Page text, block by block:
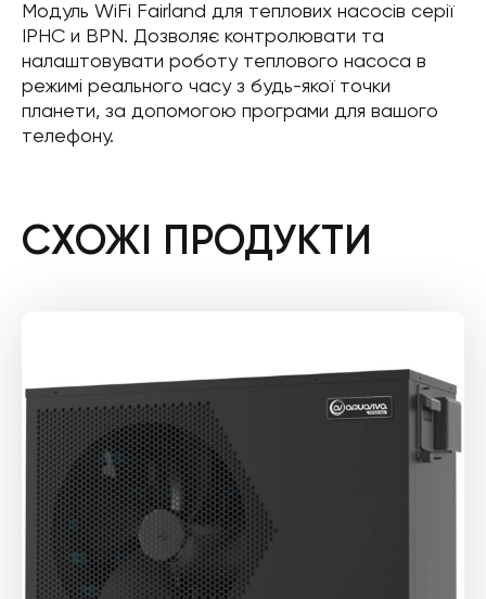
Модуль WiFi Fairland для теплових насосів серії
IPHC и BPN. Дозволяє контролювати та
налаштовувати роботу теплового насоса в
режимі реального часу з будь-якої точки
планети, за допомогою програми для вашого
телефону.
СХОЖІ ПРОДУКТИ